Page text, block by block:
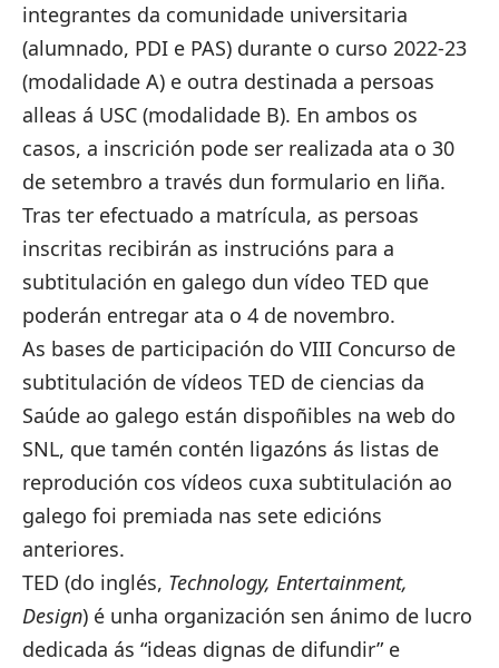
integrantes da comunidade universitaria
(alumnado, PDI e PAS) durante o curso 2022-23
(modalidade A) e outra destinada a persoas
alleas á USC (modalidade B). En ambos os
casos, a inscrición pode ser realizada ata o 30
de setembro a través dun formulario en liña.
Tras ter efectuado a matrícula, as persoas
inscritas recibirán as instrucións para a
subtitulación en galego dun vídeo TED que
poderán entregar ata o 4 de novembro.
As bases de participación do VIII Concurso de
subtitulación de vídeos TED de ciencias da
Saúde ao galego están dispoñibles na web do
SNL, que tamén contén ligazóns ás listas de
reprodución cos vídeos cuxa subtitulación ao
galego foi premiada nas sete edicións
anteriores.
TED (do inglés, Technology, Entertainment,
Design) é unha organización sen ánimo de lucro
dedicada ás “ideas dignas de difundir” e